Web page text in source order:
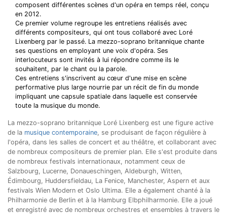
composent différentes scènes d'un opéra en temps réel, conçu
en 2012.
Ce premier volume regroupe les entretiens réalisés avec
différents compositeurs, qui ont tous collaboré avec Loré
Lixenberg par le passé. La mezzo-soprano britannique chante
ses questions en employant une voix d'opéra. Ses
interlocuteurs sont invités à lui répondre comme ils le
souhaitent, par le chant ou la parole.
Ces entretiens s'inscrivent au cœur d'une mise en scène
performative plus large nourrie par un récit de fin du monde
impliquant une capsule spatiale dans laquelle est conservée
toute la musique du monde.
La mezzo-soprano britannique Loré Lixenberg est une figure active
de la musique contemporaine, se produisant de façon régulière à
l'opéra, dans les salles de concert et au théâtre, et collaborant avec
de nombreux compositeurs de premier plan. Elle s'est produite dans
de nombreux festivals internationaux, notamment ceux de
Salzbourg, Lucerne, Donaueschingen, Aldeburgh, Witten,
Édimbourg, Huddersfieldau, La Fenice, Manchester, Aspern et aux
festivals Wien Modern et Oslo Ultima. Elle a également chanté à la
Philharmonie de Berlin et à la Hamburg Elbphilharmonie. Elle a joué
et enregistré avec de nombreux orchestres et ensembles à travers le